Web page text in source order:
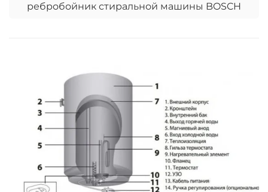
ребробойник стиральной машины BOSCH